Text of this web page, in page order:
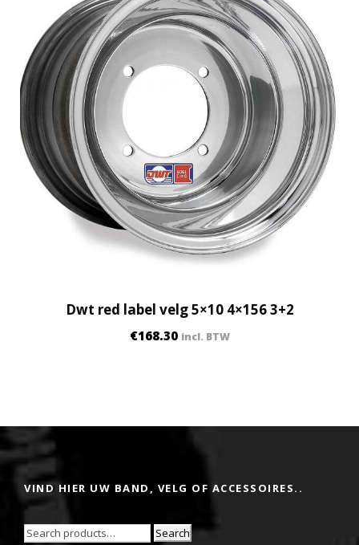
Dwt red label velg 5×10 4×156 3+2
€168.30 incl. BTW
VIND HIER UW BAND, VELG OF ACCESSOIRES..
Search